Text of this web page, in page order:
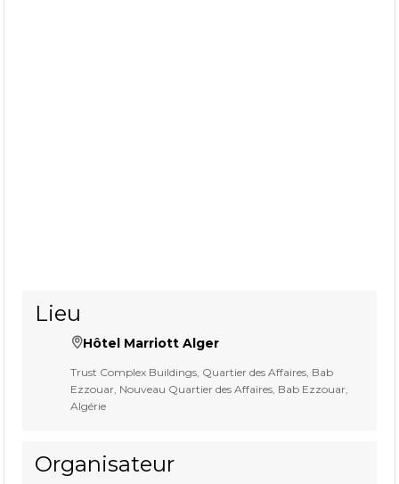
Lieu
Hôtel Marriott Alger
Trust Complex Buildings, Quartier des Affaires, Bab
Ezzouar, Nouveau Quartier des Affaires, Bab Ezzouar,
Algérie
Organisateur